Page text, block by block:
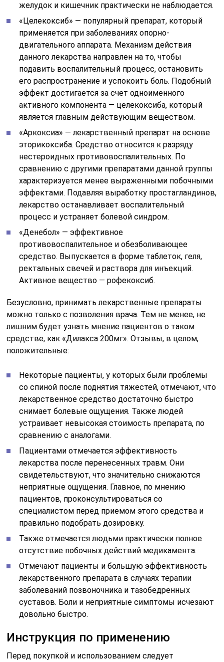
желудок и кишечник практически не наблюдается.
«Целекоксиб» — популярный препарат, который
применяется при заболеваниях опорно-
двигательного аппарата. Механизм действия
данного лекарства направлен на то, чтобы
подавить воспалительный процесс, остановить
его распространение и успокоить боль. Подобный
эффект достигается за счет одноименного
активного компонента — целекоксиба, который
является главным действующим веществом.
«Аркоксиа» — лекарственный препарат на основе
эторикоксиба. Средство относится к разряду
нестероидных противовоспалительных. По
сравнению с другими препаратами данной группы
характеризуется менее выраженными побочными
эффектами. Подавляя выработку простагландинов,
лекарство останавливает воспалительный
процесс и устраняет болевой синдром.
«Денебол» — эффективное
противовоспалительное и обезболивающее
средство. Выпускается в форме таблеток, геля,
ректальных свечей и раствора для инъекций.
Активное вещество — рофекоксиб.
Безусловно, принимать лекарственные препараты
можно только с позволения врача. Тем не менее, не
лишним будет узнать мнение пациентов о таком
средстве, как «Дилакса 200мг». Отзывы, в целом,
положительные:
Некоторые пациенты, у которых были проблемы
со спиной после поднятия тяжестей, отмечают, что
лекарственное средство достаточно быстро
снимает болевые ощущения. Также людей
устраивает невысокая стоимость препарата, по
сравнению с аналогами.
Пациентами отмечается эффективность
лекарства после перенесенных травм. Они
свидетельствуют, что значительно снижаются
неприятные ощущения. Главное, по мнению
пациентов, проконсультироваться со
специалистом перед приемом этого средства и
правильно подобрать дозировку.
Также отмечается людьми практически полное
отсутствие побочных действий медикамента.
Отмечают пациенты и большую эффективность
лекарственного препарата в случаях терапии
заболеваний позвоночника и тазобедренных
суставов. Боли и неприятные симптомы исчезают
довольно быстро.
Инструкция по применению
Перед покупкой и использованием следует